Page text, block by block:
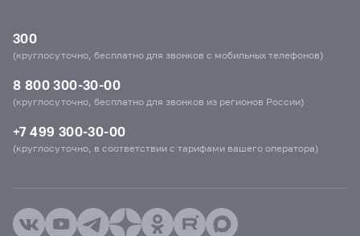
300
(круглосуточно, бесплатно для звонков с мобильных телефонов)
8 800 300-30-00
(круглосуточно, бесплатно для звонков из регионов России)
+7 499 300-30-00
(круглосуточно, в соответствии с тарифами вашего оператора)